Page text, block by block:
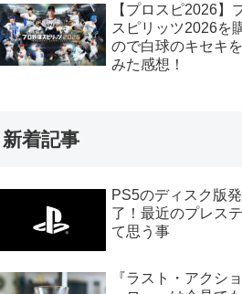
【プロスピ2026】
スピリッツ2026を
ので白球のキセキ
みた感想！
新着記事
PS5のディスク版
了！最近のプレス
て思う事
『ラスト・アクシ